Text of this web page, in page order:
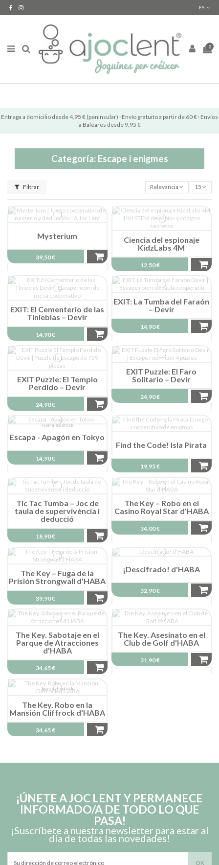
ES
0
Entrega a domicilio desde 4,95 € (peninsular) · Envío gratuito a partir de 60 € · Envíos
a Baleares desde 9,95 €
Categoría: Escape i enigmes
Filtrar Relevancia 15
Mysterium
39,50 €
Ciencia del espionaje
KidzLabs 4M
12,50 €
EXIT: El Cementerio de las
Tinieblas – Devir
14,90 €
EXIT: La Tumba del Faraón
– Devir
14,90 €
EXIT Puzzle: El Templo
Perdido – Devir
24,90 €
EXIT Puzzle: El Faro
Solitario – Devir
24,90 €
Fuera de stock
Escapa - Apagón en Tokyo
14,90 €
Find the Code! Isla Pirata
19,95 €
Tic Tac Tumba – Joc de
taula de supervivència i
deducció
18,90 €
The Key – Robo en el
Casino Royal Star d'HABA
34,00 €
The Key – Fuga de la
Prisión Strongwall d'HABA
39,90 €
¡Descifrado! d'HABA
32,90 €
The Key. Sabotaje en el
Parque de Atracciones
d'HABA
34,65 €
The Key. Asesinato en el
Club de Golf d'HABA
31,90 €
Fuera de stock
The Key. Robo en la
Mansión Cliffrock d'HABA
34,65 €
¡ÚNETE A JOC LENT Y PERMANECE
INFORMADO/A DE TODO LO QUE
PASA!
¡Suscríbete a nuestra newsletter para estar al
día de todas las novedades!